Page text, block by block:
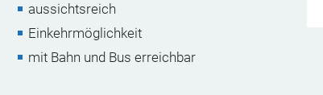
aussichtsreich
Einkehrmöglichkeit
mit Bahn und Bus erreichbar